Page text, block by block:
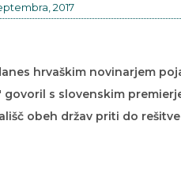
2017
hrvaškim novinarjem
s slovenskim
obeh držav priti do